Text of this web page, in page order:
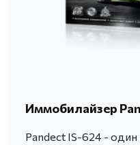
Иммобилайзер
Pandect IS-624 - один